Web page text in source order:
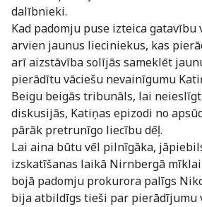
dalībnieki.
Kad padomju puse izteica
arvien jaunus lieciniekus, kas
arī aizstāvība solījās sameklēt
pierādītu vāciešu nevainīgumu
Beigu beigās tribunāls, lai
diskusijās, Katiņas epizodi no
pārāk pretrunīgo liecību dēļ.
Lai aina būtu vēl pilnīgāka,
izskatīšanas laikā Nirnbergā
bojā padomju prokurora palīgs
bija atbildīgs tieši par pierādījumu